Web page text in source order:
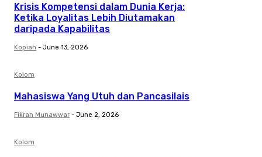
Krisis Kompetensi dalam Dunia Kerja:
Ketika Loyalitas Lebih Diutamakan
daripada Kapabilitas
Kopiah - June 13, 2026
Kolom
Mahasiswa Yang Utuh dan Pancasilais
Fikran Munawwar - June 2, 2026
Kolom